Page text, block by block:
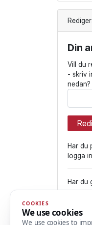
Din
Vill du
- skriv
nedan?
Har du
logga
Har du
COOKIES
We use cookies
We use cookies to